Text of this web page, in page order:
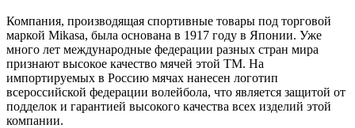
Компания, производящая спортивные товары под торговой
маркой Mikasa, была основана в 1917 году в Японии. Уже
много лет международные федерации разных стран мира
признают высокое качество мячей этой ТМ. На
импортируемых в Россию мячах нанесен логотип
всероссийской федерации волейбола, что является защитой от
подделок и гарантией высокого качества всех изделий этой
компании.